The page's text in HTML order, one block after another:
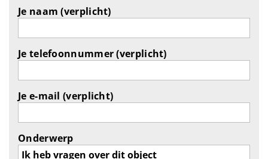
Je naam (verplicht)
Je telefoonnummer (verplicht)
Je e-mail (verplicht)
Onderwerp